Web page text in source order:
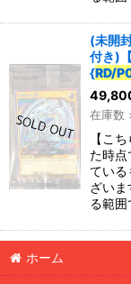
(未開
付き)
{RD/
在庫数
【こ
た時
ている
ざいま
る範
ホーム